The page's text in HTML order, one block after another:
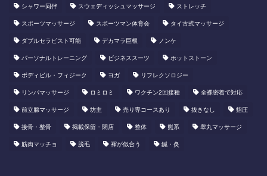
シャワー同伴 スウェディッシュマッサージ ストレッチ
スポーツマッサージ スポーツマン体育会 タイ古式マッサージ
ダブルセラピスト可能 デカマラ巨根 ノンケ
パーソナルトレーニング ビジネススーツ ホットストーン
ボディビル・フィジーク ヨガ リフレクソロジー
リンパマッサージ ロミロミ ワクチン2回接種 全裸密着で対応
前立腺マッサージ 坊主 売り専コースあり 抜きなし 指圧
接骨・整骨 掲載保留・閉店 整体 熊系 睾丸マッサージ
筋肉マッチョ 脱毛 褌が似合う 鍼・灸